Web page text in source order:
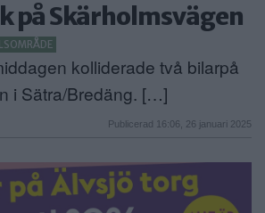
på Skärholmsvägen
kolliderade två bilarpå
i Sätra/Bredäng. […]
Publicerad 16:06, 26 januari 2025